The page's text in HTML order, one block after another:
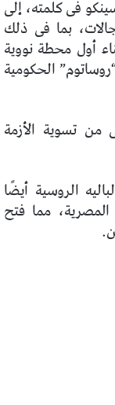
فى كلمته، إلى
بما فى ذلك
أول محطة نووية
الحكومية
تسوية الأزمة
الروسية أيضًا
مما فتح